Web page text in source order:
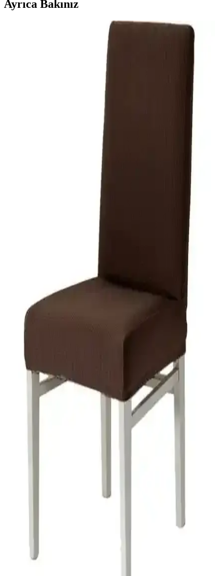
Ayrıca Bakınız
Riselerhome ve Özmakan Sandalye Kılıfı
Karşılaştırması: Malzeme, Uyum ve Kullanıcı
İki popüler sandalye kılıfını detaylı karşılaştırıyoruz. Malzeme,
uyum ve kullanıcı deneyimlerine göre seçim yapmanıza yardımcı
Elgeyar Balpeteği ve Tuchmall Sandalye Kılıfı
Karşılaştırması Ürün Özellikleri ve Farklar
Elgeyar Balpeteği ve Tuchmall sandalye kılıfları, farklı özellikleriyle
öne çıkıyor. Esneklik, dayanıklılık ve kullanım kolaylığı sunan bu
ürünler, çeşitli sandalyelere uyum sağlıyor. Hangi ürün sizin
ihtiyacınıza uygun? Detaylar burada.
Bogda ve Elgeyar Sandalye Örtüsü Karşılaştırması:
Malzeme, Estetik ve Kullanım Özellikleri
İki popüler sandalye örtüsü olan Bogda Açik Lila ve Elgeyar
Balpeteği'nin özellikleri, kullanıcı yorumları ve karşılaştırmasıyla,
ihtiyaçlarınıza en uygun seçimi yapmanıza yardımcı oluyor.
Faiend ve Tuchmall Sandalye Kılıfı Karşılaştırması
Faiend ve Tuchmall sandalye kılıflarını detaylı karşılaştırıyoruz.
Kalite, esneklik, dayanıklılık ve kullanım kolaylığı açısından her iki
ürünü analiz ederek, ihtiyaçlarınıza en uygun seçeneği belirlemenize
yardımcı oluyoruz.
Riseler Balpeteği Desen Likra Kumaşlı Sandalye
Örtüsü - Estetik ve Dayanıklı Tasarım
Riseler markasının tasarladığı bal peteği desenli likra kumaşlı
sandalye örtüsü, esnek, dayanıklı ve kolay temizlenebilir
özellikleriyle kullanım kolaylığı sağlar. Estetik görünüm ve yüksek
müşteri memnuniyeti sunar.
Sandalyeye Şık Dokunuş: Bogda Krem ve Elgeyar
Balpeteği Örtüleri Karşılaştırması
Bogda Krem bambu desenli ve Elgeyar bal peteği tasarımıyla, pratik
Nera Home’un Bürümcük Sandalye Örtüsü, el işçiliği, esneklik ve
Elgeyar Balpeteği Ürünlerinin Karşılaştırması